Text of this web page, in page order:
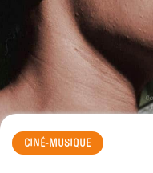
CINÉ-MUSIQUE